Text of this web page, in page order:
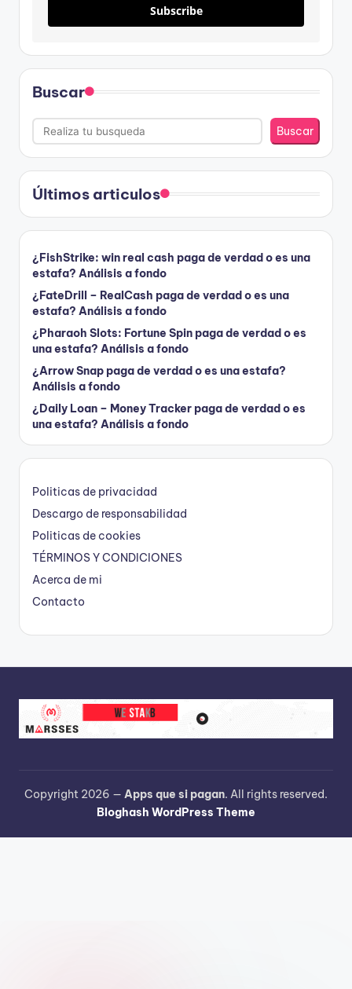
Subscribe
Buscar
Buscar
Últimos articulos
¿FishStrike: win real cash paga de verdad o es una
estafa? Análisis a fondo
¿FateDrill – RealCash paga de verdad o es una
estafa? Análisis a fondo
¿Pharaoh Slots: Fortune Spin paga de verdad o es
una estafa? Análisis a fondo
¿Arrow Snap paga de verdad o es una estafa?
Análisis a fondo
¿Daily Loan – Money Tracker paga de verdad o es
una estafa? Análisis a fondo
Politicas de privacidad
Descargo de responsabilidad
Politicas de cookies
TÉRMINOS Y CONDICIONES
Acerca de mi
Contacto
Copyright 2026 — Apps que si pagan. All rights reserved.
Bloghash WordPress Theme